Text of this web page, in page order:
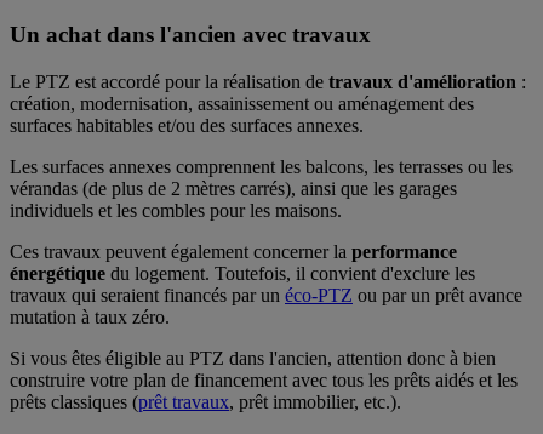
Un achat dans l'ancien avec travaux
Le PTZ est accordé pour la réalisation de travaux d'amélioration :
création, modernisation, assainissement ou aménagement des
surfaces habitables et/ou des surfaces annexes.
Les surfaces annexes comprennent les balcons, les terrasses ou les
vérandas (de plus de 2 mètres carrés), ainsi que les garages
individuels et les combles pour les maisons.
Ces travaux peuvent également concerner la performance
énergétique du logement. Toutefois, il convient d'exclure les
travaux qui seraient financés par un éco-PTZ ou par un prêt avance
mutation à taux zéro.
Si vous êtes éligible au PTZ dans l'ancien, attention donc à bien
construire votre plan de financement avec tous les prêts aidés et les
prêts classiques (prêt travaux, prêt immobilier, etc.).